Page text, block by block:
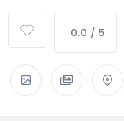
0.0 / 5